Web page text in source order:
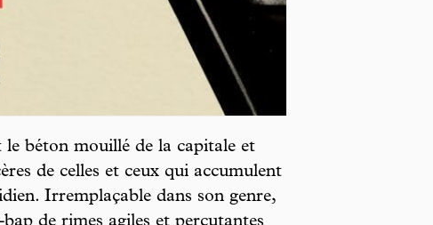
le béton mouillé de la capitale et
de celles et ceux qui accumulent
Irremplaçable dans son genre,